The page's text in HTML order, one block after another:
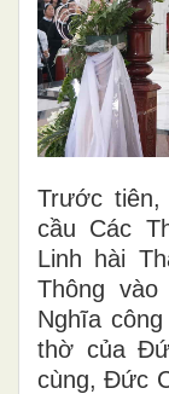
Trước tiên,
cầu Các
Linh hài
Thông
Nghĩa
thờ của
cùng, Đức